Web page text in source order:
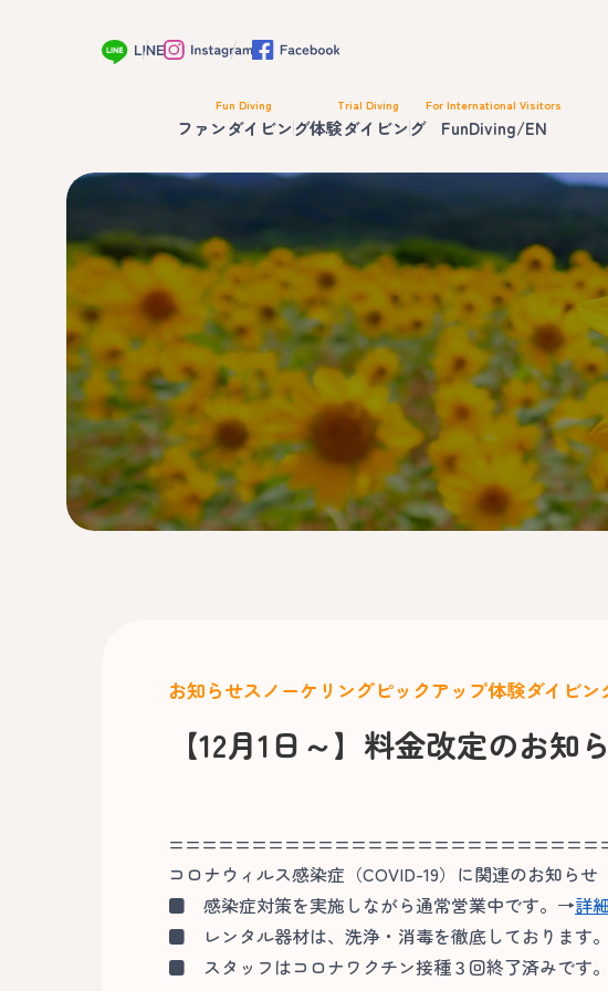
Fun Diving
ファンダイビング
Trial Diving
体験ダイビング
For International Visitors
FunDiving/EN
お知らせスノーケリングピックアップ体験ダイビン
【12月1日～】料金改定のお知
コロナウィルス感染症（COVID-19）に関連のお知らせ
■ 感染症対策を実施しながら通常営業中です。→詳
■ レンタル器材は、洗浄・消毒を徹底しております
■ スタッフはコロナワクチン接種３回終了済みです